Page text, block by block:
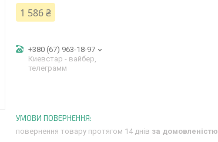
1 586 ₴
+380 (67) 963-18-97
Киевстар - вайбер,
телеграмм
повернення товару протягом 14 днів за домовленістю